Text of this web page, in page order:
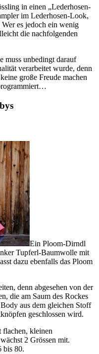
in einen „Lederhosen-
im Lederhosen-Look,
es jedoch ein wenig
die nachfolgenden
muss unbedingt darauf
verarbeitet wurde, denn
große Freude machen
Ein Ploom-Dirndl
Tupferl-Baumwolle mit
dazu ebenfalls das Ploom
denn abgesehen von der
die am Saum des Rockes
aus dem gleichen Stoff
geschlossen wird.
kleinen
2 Grössen mit.
bis 80.